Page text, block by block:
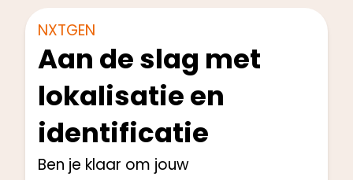
NXTGEN
Aan de slag met
lokalisatie en
identificatie
Ben je klaar om jouw